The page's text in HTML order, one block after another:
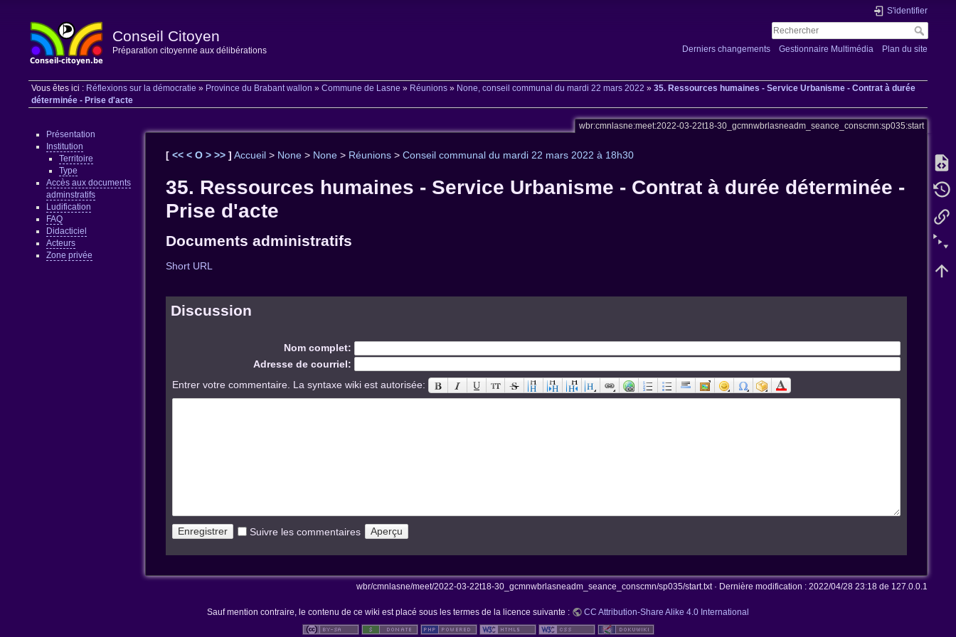
Conseil Citoyen
Préparation citoyenne aux délibérations
S'identifier
Derniers changements Gestionnaire Multimédia Plan du site
Vous êtes ici : Réflexions sur la démocratie » Province du Brabant wallon »Commune de Lasne » Réunions » None, conseil communal du mardi 22 mars 2022 »35. Ressources humaines - Service Urbanisme - Contrat à durée
déterminée - Prise d'acte
Présentation
Institution
Territoire
Type
Accès aux documents
adminstratifs
Ludification
FAQ
Didacticiel
Acteurs
Zone privée
wbr:cmnlasne:meet:2022-03-22t18-30_gcmnwbrlasneadm_seance_conscmn:sp035:start
[<<<O>>>] Accueil > None > None > Réunions >Conseil communal du mardi 22 mars 2022 à 18h30
35. Ressources humaines - Service Urbanisme - Contrat à durée déterminée -
Prise d'acte
Documents administratifs
Short URL
Discussion
Nom complet:
Adresse de courriel:
Entrer votre commentaire. La syntaxe wiki est autorisée:
Suivre les commentaires
wbr/cmnlasne/meet/2022-03-22t18-30_gcmnwbrlasneadm_seance_conscmn/sp035/start.txt· Dernière modification : 2022/04/28 23:18 de 127.0.0.1
Sauf mention contraire, le contenu de ce wiki est placé sous les termes de la licence suivante : CC Attribution-Share Alike 4.0 International